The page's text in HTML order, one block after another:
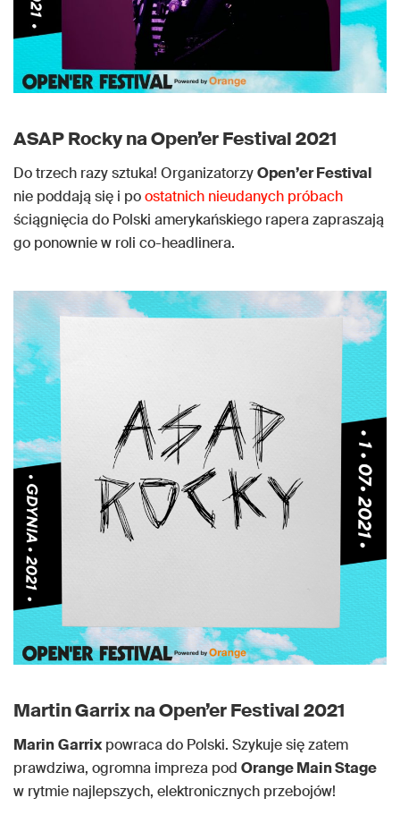
ASAP Rocky na Open’er Festival 2021
Do trzech razy sztuka! OrganizatorzyOpen’er Festival
nie poddają się i poostatnich nieudanych próbach
ściągnięcia do Polski amerykańskiego rapera zapraszają
go ponownie w roli co-headlinera.
Martin Garrix na Open’er Festival 2021
MarinGarrixpowraca do Polski. Szykuje się zatem
prawdziwa, ogromna impreza pod Orange Main Stage
w rytmie najlepszych, elektronicznych przebojów!